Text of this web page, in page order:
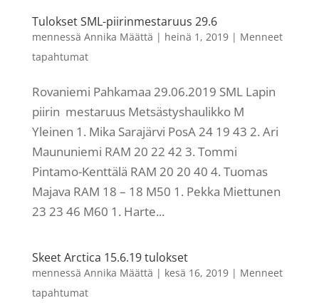
Tulokset SML-piirinmestaruus 29.6
mennessä Annika Määttä | heinä 1, 2019| Menneet
tapahtumat
Rovaniemi Pahkamaa 29.06.2019 SML Lapin
piirin mestaruus Metsästyshaulikko M
Yleinen 1. Mika Sarajärvi PosA 24 19 43 2. Ari
Maununiemi RAM 20 22 42 3. Tommi
Pintamo-Kenttälä RAM 20 20 40 4. Tuomas
Majava RAM 18 – 18 M50 1. Pekka Miettunen
23 23 46 M60 1. Harte...
Skeet Arctica 15.6.19 tulokset
mennessä Annika Määttä | kesä 16, 2019| Menneet
tapahtumat